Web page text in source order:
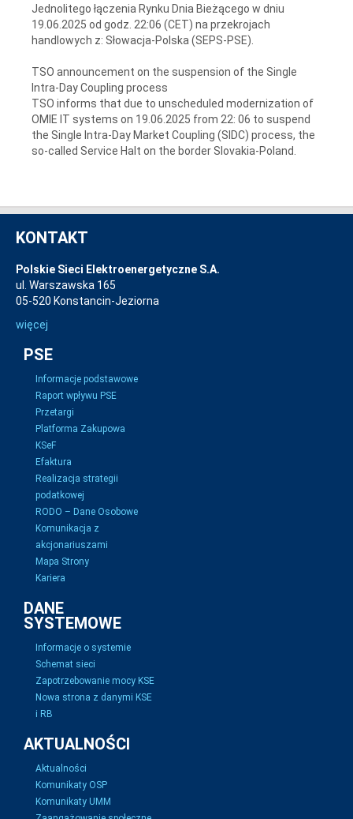
Jednolitego łączenia Rynku Dnia Bieżącego w dniu
19.06.2025 od godz. 22:06 (CET) na przekrojach
handlowych z: Słowacja-Polska (SEPS-PSE).
TSO announcement on the suspension of the Single
Intra-Day Coupling process
TSO informs that due to unscheduled modernization of
OMIE IT systems on 19.06.2025 from 22: 06 to suspend
the Single Intra-Day Market Coupling (SIDC) process, the
so-called Service Halt on the border Slovakia-Poland.
KONTAKT
Polskie Sieci Elektroenergetyczne S.A.
ul. Warszawska 165
05-520 Konstancin-Jeziorna
więcej
PSE
Informacje podstawowe
Raport wpływu PSE
Przetargi
Platforma Zakupowa
KSeF
Efaktura
Realizacja strategii
podatkowej
RODO – Dane Osobowe
Komunikacja z
akcjonariuszami
Mapa Strony
Kariera
DANE
SYSTEMOWE
Informacje o systemie
Schemat sieci
Zapotrzebowanie mocy KSE
Nowa strona z danymi KSE
i RB
AKTUALNOŚCI
Aktualności
Komunikaty OSP
Komunikaty UMM